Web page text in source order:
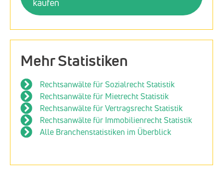
kaufen
Mehr Statistiken
Rechtsanwälte für Sozialrecht Statistik
Rechtsanwälte für Mietrecht Statistik
Rechtsanwälte für Vertragsrecht Statistik
Rechtsanwälte für Immobilienrecht Statistik
Alle Branchenstatistiken im Überblick